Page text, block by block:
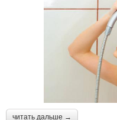
читать дальше →